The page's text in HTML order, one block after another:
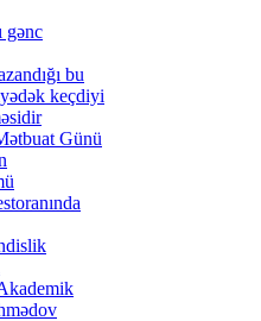
gənc
bu
keçdiyi
Günü